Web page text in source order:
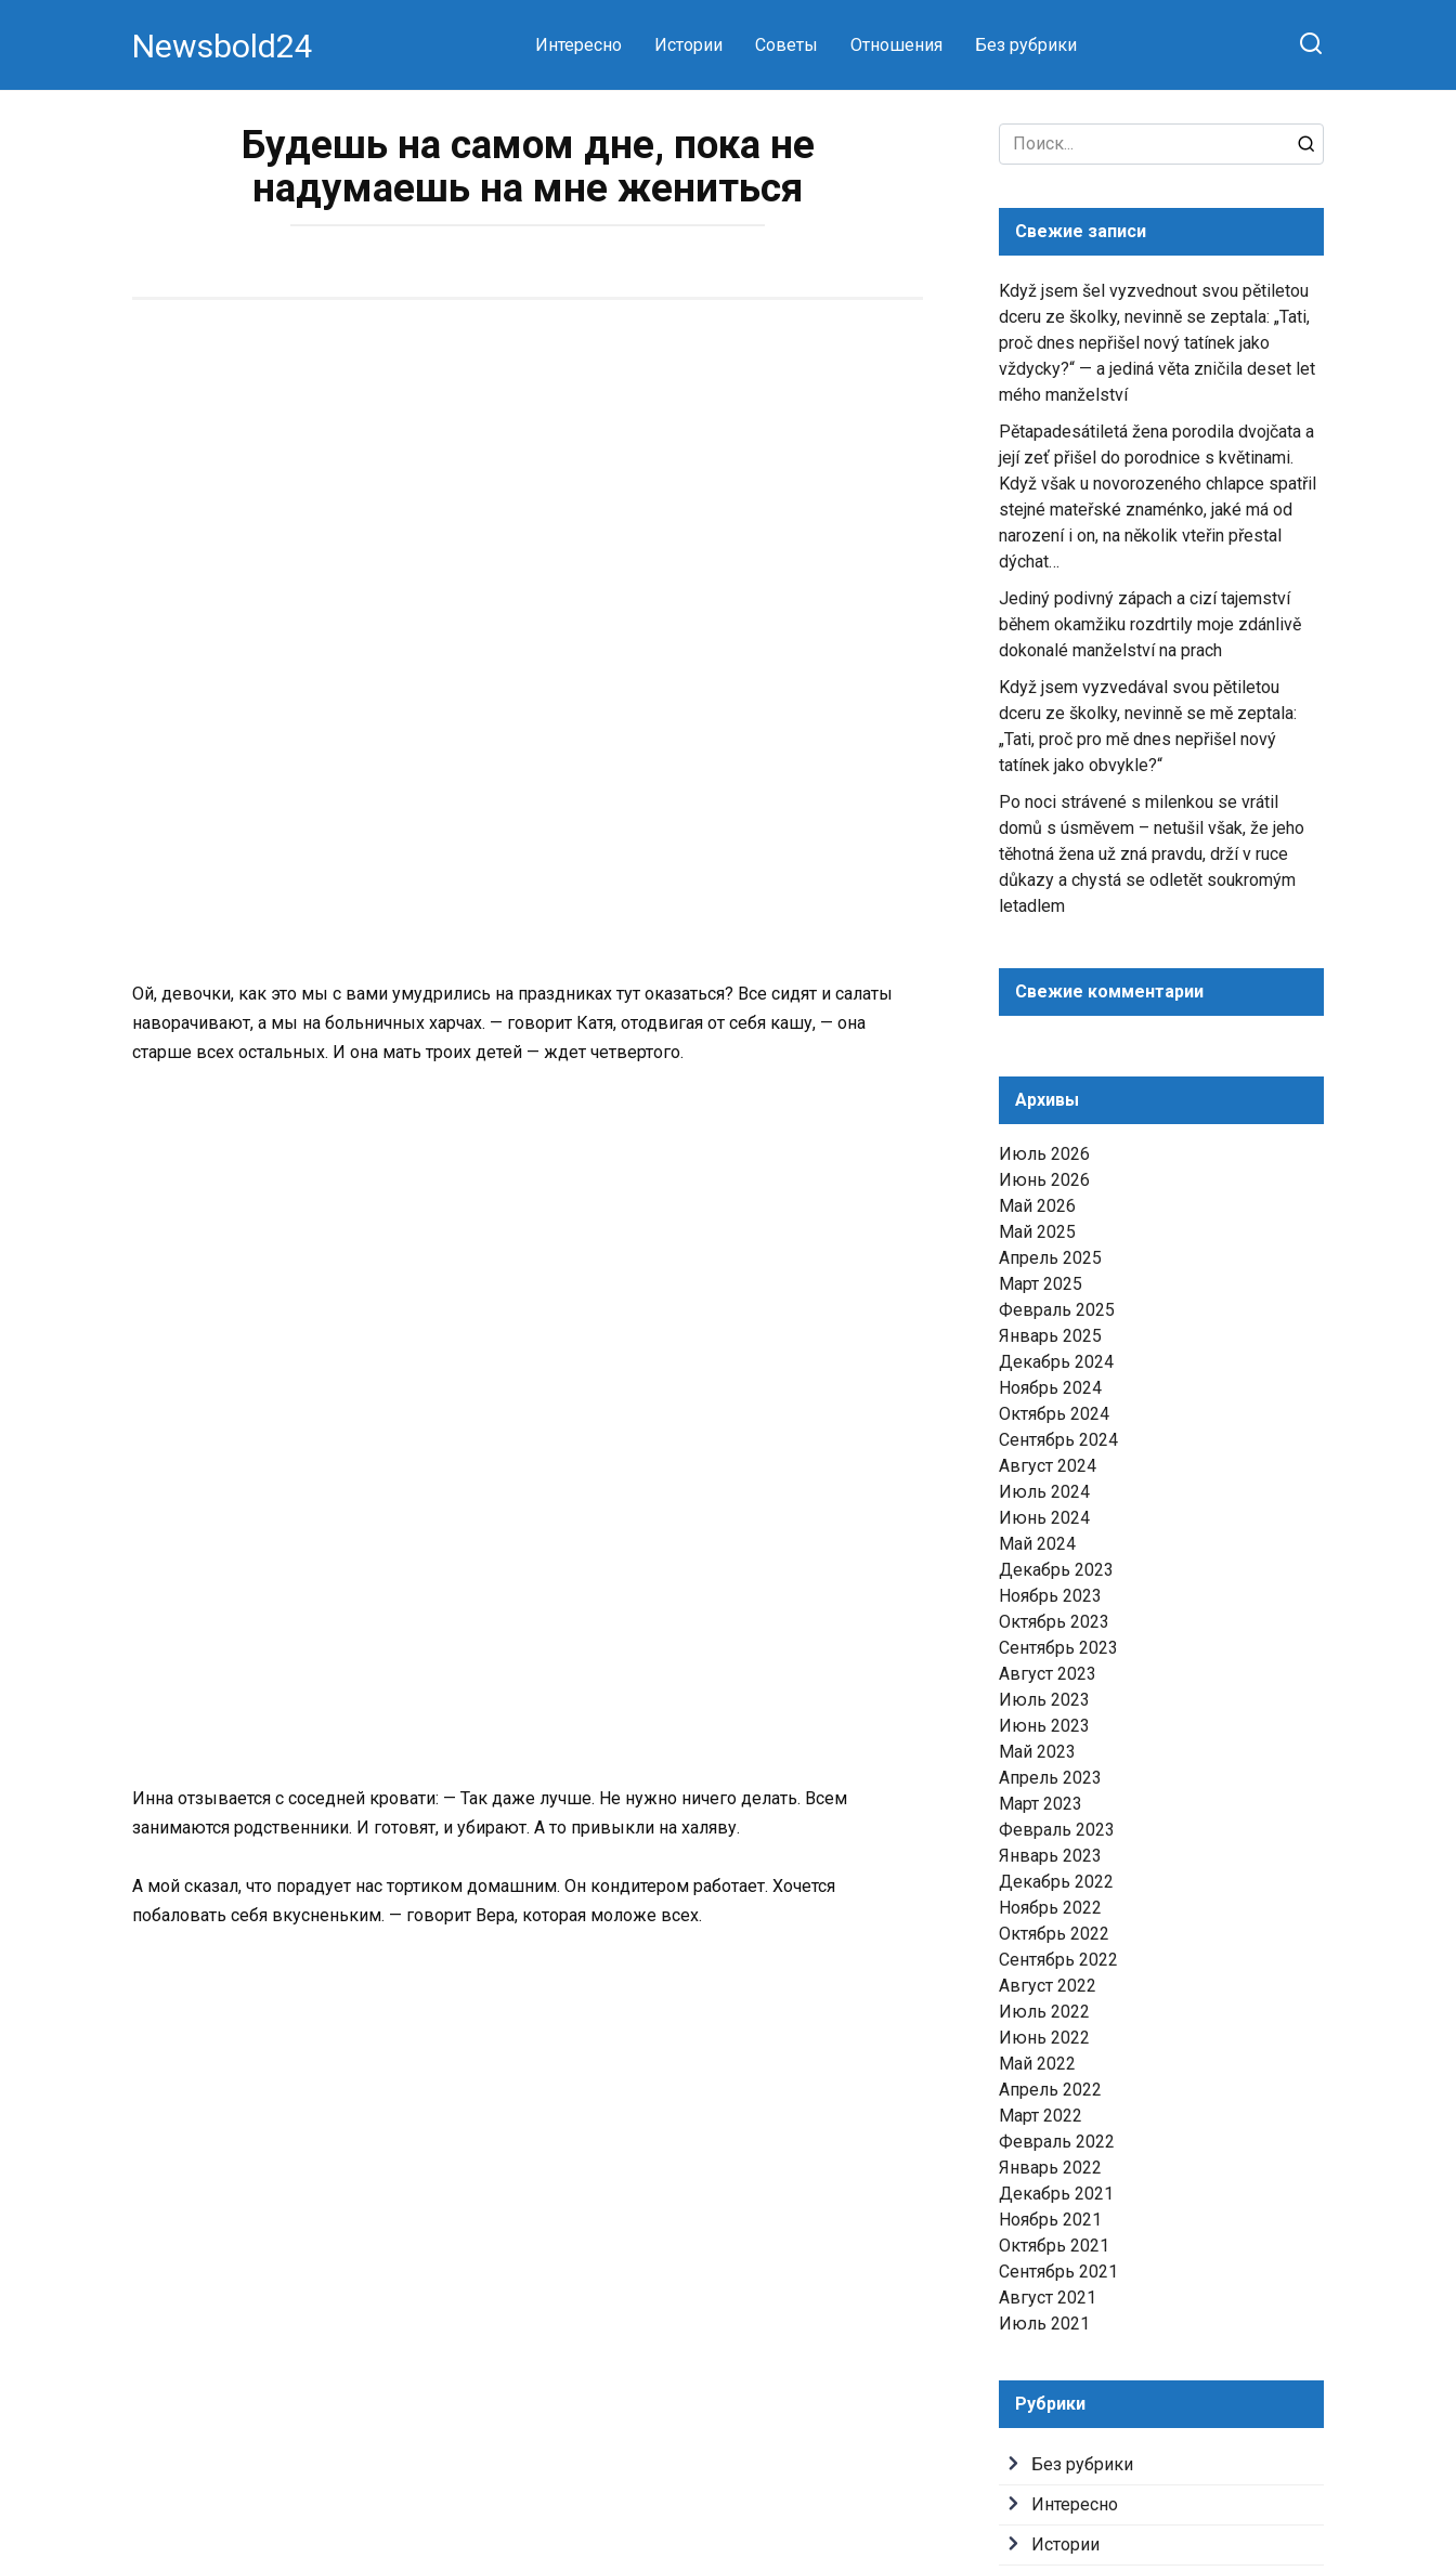
Newsbold24 Интересно Истории Советы Отношения Без рубрики
Будешь на самом дне, пока не
надумаешь на мне жениться
Ой, девочки, как это мы с вами умудрились на праздниках тут оказаться? Все сидят и салаты
наворачивают, а мы на больничных харчах. — говорит Катя, отодвигая от себя кашу, — она
старше всех остальных. И она мать троих детей — ждет четвертого.
Инна отзывается с соседней кровати: — Так даже лучше. Не нужно ничего делать. Всем
занимаются родственники. И готовят, и убирают. А то привыкли на халяву.
А мой сказал, что порадует нас тортиком домашним. Он кондитером работает. Хочется
побаловать себя вкусненьким. — говорит Вера, которая моложе всех.
Search
for:
Свежие записи
Když jsem šel vyzvednout svou pětiletou
dceru ze školky, nevinně se zeptala: „Tati,
proč dnes nepřišel nový tatínek jako
vždycky?“ — a jediná věta zničila deset let
mého manželství
Pětapadesátiletá žena porodila dvojčata a
její zeť přišel do porodnice s květinami.
Když však u novorozeného chlapce spatřil
stejné mateřské znaménko, jaké má od
narození i on, na několik vteřin přestal
dýchat…
Jediný podivný zápach a cizí tajemství
během okamžiku rozdrtily moje zdánlivě
dokonalé manželství na prach
Když jsem vyzvedával svou pětiletou
dceru ze školky, nevinně se mě zeptala:
„Tati, proč pro mě dnes nepřišel nový
tatínek jako obvykle?“
Po noci strávené s milenkou se vrátil
domů s úsměvem – netušil však, že jeho
těhotná žena už zná pravdu, drží v ruce
důkazy a chystá se odletět soukromým
letadlem
Свежие комментарии
Архивы
Июль 2026
Июнь 2026
Май 2026
Май 2025
Апрель 2025
Март 2025
Февраль 2025
Январь 2025
Декабрь 2024
Ноябрь 2024
Октябрь 2024
Сентябрь 2024
Август 2024
Июль 2024
Июнь 2024
Май 2024
Декабрь 2023
Ноябрь 2023
Октябрь 2023
Сентябрь 2023
Август 2023
Июль 2023
Июнь 2023
Май 2023
Апрель 2023
Март 2023
Февраль 2023
Январь 2023
Декабрь 2022
Ноябрь 2022
Октябрь 2022
Сентябрь 2022
Август 2022
Июль 2022
Июнь 2022
Май 2022
Апрель 2022
Март 2022
Февраль 2022
Январь 2022
Декабрь 2021
Ноябрь 2021
Октябрь 2021
Сентябрь 2021
Август 2021
Июль 2021
Рубрики
Без рубрики
Интересно
Истории